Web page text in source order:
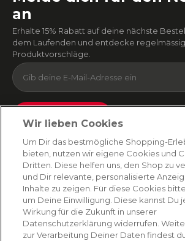
an
Erhalte 15% Rabatt auf deine nächste
dem Laufenden und entdecke
Produktvorschläge.
Absenden
Du kannst dich jederzeit von unserem Newsletter abmelden.
du unseren E-Mail-Bedingungenund
AMORANA
MARKEN
Wir lieben Cookies
Um Dir das bestmögliche Shopping-
bieten, nutzen wir eigene Cookies und
Dritten. Diese helfen uns, den Shop zu
und Dir relevante, personalisierte
Inhalte zu zeigen. Für diese Cookies
um Deine Einwilligung. Diese kannst Du
Wirkung für die Zukunft in unserer
Datenschutzerklärung widerrufen.
zur Verarbeitung Deiner Daten findest